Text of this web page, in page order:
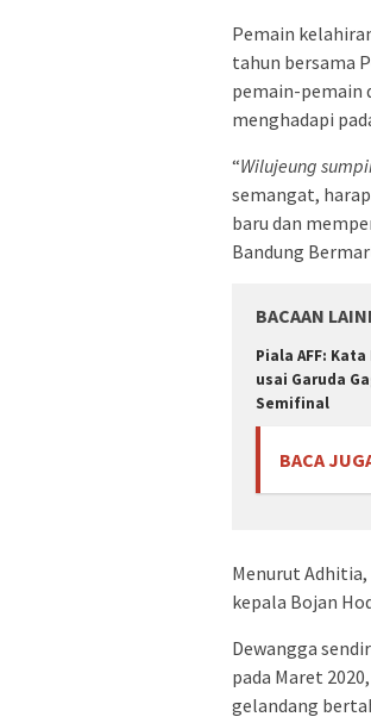
Pemain
tahun bersama
pemain-pemain
menghadapi
“Wilujeung
semangat,
baru dan
Bandung
BACAAN
Piala AFF:
usai Garuda
Semifinal
BACA
Menurut
kepala Bojan
Dewangga
pada Maret
gelandang